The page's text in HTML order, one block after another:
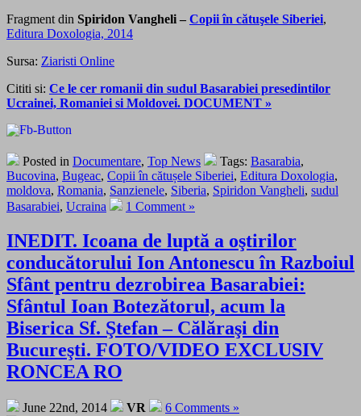
Fragment din Spiridon Vangheli – Copii în cătuşele Siberiei,
Editura Doxologia, 2014
Sursa: Ziaristi Online
Cititi si: Ce le cer romanii din sudul Basarabiei presedintilor
Ucrainei, Romaniei si Moldovei. DOCUMENT »
Posted in Documentare, Top News Tags: Basarabia,
Bucovina, Bugeac, Copii în cătușele Siberiei, Editura Doxologia,
moldova, Romania, Sanzienele, Siberia, Spiridon Vangheli, sudul
Basarabiei, Ucraina 1 Comment »
INEDIT. Icoana de luptă a oştirilor
conducătorului Ion Antonescu în Razboiul
Sfânt pentru dezrobirea Basarabiei:
Sfântul Ioan Botezătorul, acum la
Biserica Sf. Ştefan – Călăraşi din
Bucureşti. FOTO/VIDEO EXCLUSIV
RONCEA RO
June 22nd, 2014 VR 6 Comments »